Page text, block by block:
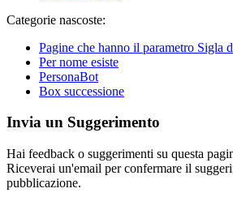
Categorie nascoste:
Pagine che hanno il parametro Sigla
Per nome esiste
PersonaBot
Box successione
Invia un Suggerimento
Hai feedback o suggerimenti su questa
Riceverai un'email per confermare il
pubblicazione.